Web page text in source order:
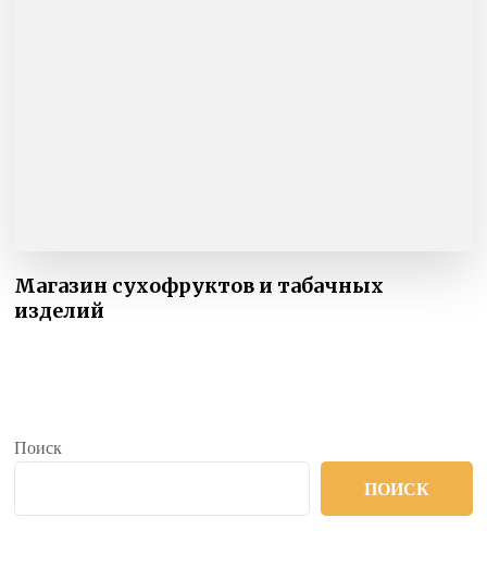
Магазин сухофруктов и табачных
изделий
Поиск
ПОИСК